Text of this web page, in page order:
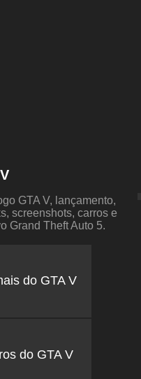
GTA V, lançamento,
screenshots, carros e
Grand Theft Auto 5.
do GTA V
do GTA V